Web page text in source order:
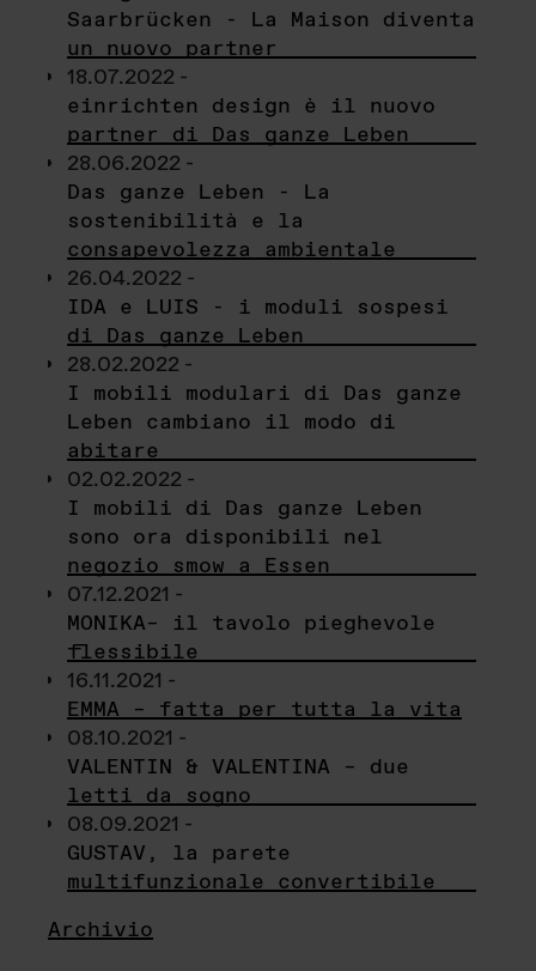
Saarbrücken - La Maison diventa
un nuovo partner
18.07.2022 -
einrichten design è il nuovo
partner di Das ganze Leben
28.06.2022 -
Das ganze Leben - La
sostenibilità e la
consapevolezza ambientale
26.04.2022 -
IDA e LUIS - i moduli sospesi
di Das ganze Leben
28.02.2022 -
I mobili modulari di Das ganze
Leben cambiano il modo di
abitare
02.02.2022 -
I mobili di Das ganze Leben
sono ora disponibili nel
negozio smow a Essen
07.12.2021 -
MONIKA– il tavolo pieghevole
flessibile
16.11.2021 -
EMMA – fatta per tutta la vita
08.10.2021 -
VALENTIN & VALENTINA – due
letti da sogno
08.09.2021 -
GUSTAV, la parete
multifunzionale convertibile
Archivio